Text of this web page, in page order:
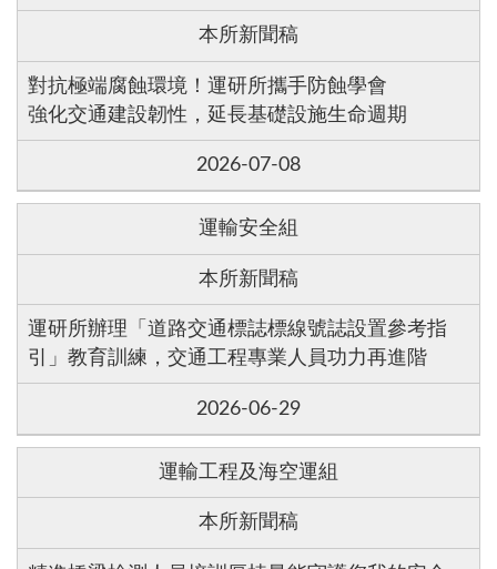
本所新聞稿
對抗極端腐蝕環境！運研所攜手防蝕學會
強化交通建設韌性，延長基礎設施生命週期
2026-07-08
運輸安全組
本所新聞稿
運研所辦理「道路交通標誌標線號誌設置參考指
引」教育訓練，交通工程專業人員功力再進階
2026-06-29
運輸工程及海空運組
本所新聞稿